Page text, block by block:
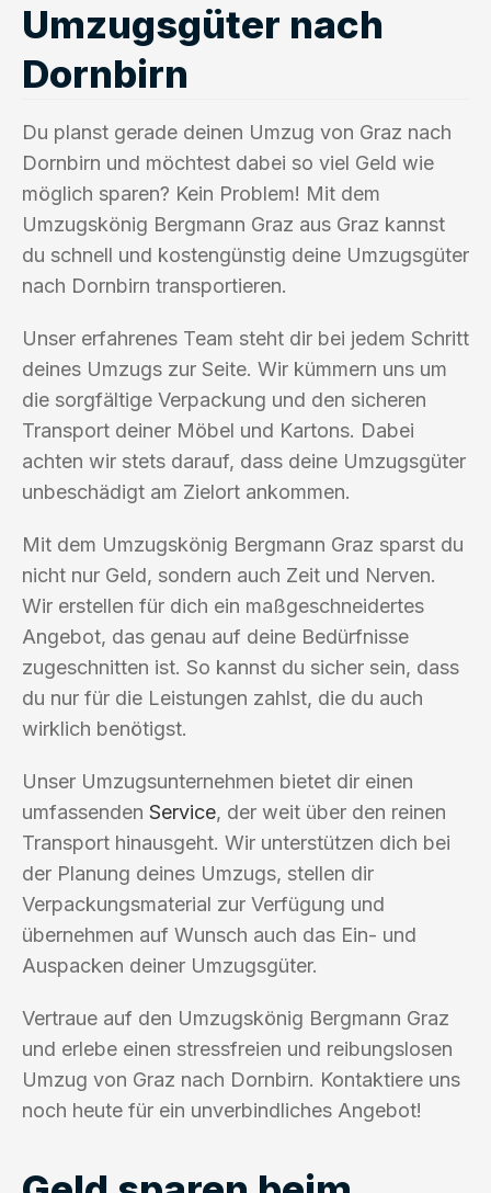
Umzugsgüter nach
Dornbirn
Du planst gerade deinen Umzug von Graz nach
Dornbirn und möchtest dabei so viel Geld wie
möglich sparen? Kein Problem! Mit dem
Umzugskönig Bergmann Graz aus Graz kannst
du schnell und kostengünstig deine Umzugsgüter
nach Dornbirn transportieren.
Unser erfahrenes Team steht dir bei jedem Schritt
deines Umzugs zur Seite. Wir kümmern uns um
die sorgfältige Verpackung und den sicheren
Transport deiner Möbel und Kartons. Dabei
achten wir stets darauf, dass deine Umzugsgüter
unbeschädigt am Zielort ankommen.
Mit dem Umzugskönig Bergmann Graz sparst du
nicht nur Geld, sondern auch Zeit und Nerven.
Wir erstellen für dich ein maßgeschneidertes
Angebot, das genau auf deine Bedürfnisse
zugeschnitten ist. So kannst du sicher sein, dass
du nur für die Leistungen zahlst, die du auch
wirklich benötigst.
Unser Umzugsunternehmen bietet dir einen
umfassenden Service, der weit über den reinen
Transport hinausgeht. Wir unterstützen dich bei
der Planung deines Umzugs, stellen dir
Verpackungsmaterial zur Verfügung und
übernehmen auf Wunsch auch das Ein- und
Auspacken deiner Umzugsgüter.
Vertraue auf den Umzugskönig Bergmann Graz
und erlebe einen stressfreien und reibungslosen
Umzug von Graz nach Dornbirn. Kontaktiere uns
noch heute für ein unverbindliches Angebot!